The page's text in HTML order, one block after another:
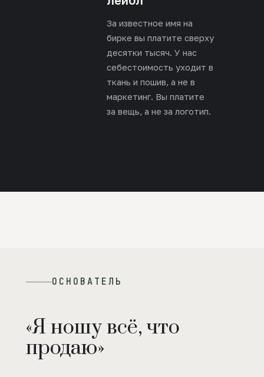
За известное имя на
бирке вы платите сверху
десятки тысяч. У нас
себестоимость уходит в
ткань и пошив, а не в
маркетинг. Вы платите
за вещь, а не за логотип.
ОСНОВАТЕЛЬ
«Я ношу всё, что
продаю»